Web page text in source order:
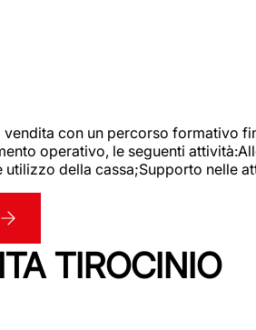
con un percorso
operativo, le seguenti
della cassa;Supporto nelle
TIROCINIO